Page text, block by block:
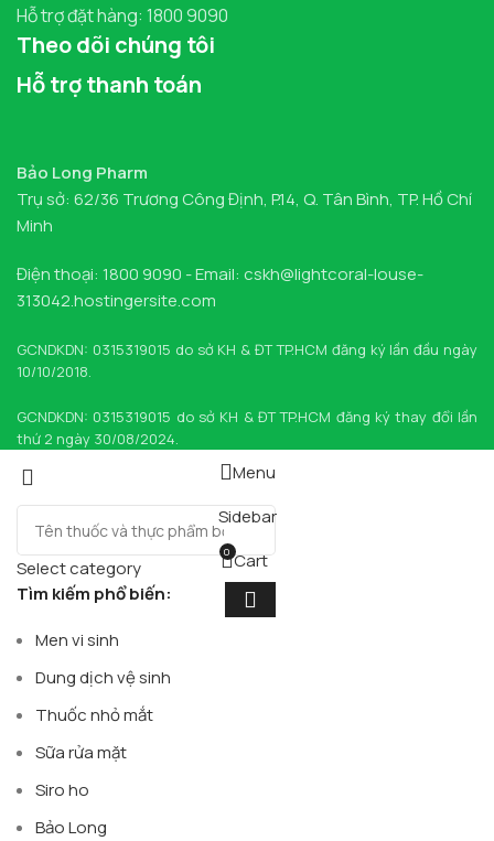
Hỗ trợ đặt hàng: 1800 9090
Theo dõi chúng tôi
Hỗ trợ thanh toán
Bảo Long Pharm
Trụ sở: 62/36 Trương Công Định, P.14, Q. Tân Bình, TP. Hồ Chí
Minh
Điện thoại: 1800 9090 - Email: cskh@lightcoral-louse-
313042.hostingersite.com
GCNDKDN: 0315319015 do sở KH & ĐT TP.HCM đăng ký lần đầu ngày
10/10/2018.
GCNDKDN: 0315319015 do sở KH & ĐT TP.HCM đăng ký thay đổi lần
thứ 2 ngày 30/08/2024.
Select category
Tìm kiếm phổ biến:
Men vi sinh
Dung dịch vệ sinh
Thuốc nhỏ mắt
Sữa rửa mặt
Siro ho
Bảo Long
Menu
Sidebar
0 Cart